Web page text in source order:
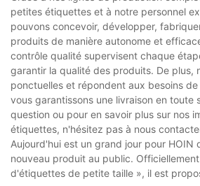
petites étiquettes et à notre personnel
pouvons concevoir, développer,
produits de manière autonome et
contrôle qualité supervisent chaque
garantir la qualité des produits. De plus,
ponctuelles et répondent aux besoins
vous garantissons une livraison en toute
question ou pour en savoir plus sur nos
étiquettes, n'hésitez pas à nous
Aujourd'hui est un grand jour pour HOIN
nouveau produit au public.
d'étiquettes de petite taille », il est